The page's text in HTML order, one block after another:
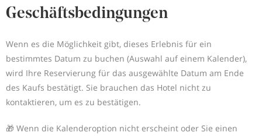
Geschäftsbedingungen
Wenn es die Möglichkeit gibt, dieses Erlebnis für ein
bestimmtes Datum zu buchen (Auswahl auf einem Kalender),
wird Ihre Reservierung für das ausgewählte Datum am Ende
des Kaufs bestätigt. Sie brauchen das Hotel nicht zu
kontaktieren, um es zu bestätigen.
🎁 Wenn die Kalenderoption nicht erscheint oder Sie einen